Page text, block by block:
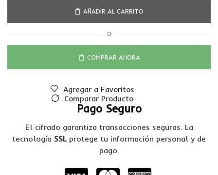
AÑADIR AL CARRITO
O
COMPRAR AHORA
Agregar a Favoritos
Comparar Producto
Pago Seguro
El cifrado garantiza transacciones seguras. La
tecnología SSL protege tu información personal y de
pago.